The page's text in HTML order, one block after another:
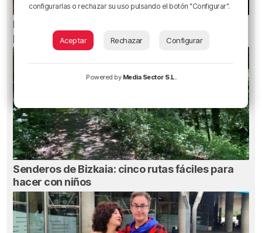
Ni gafas de sol ni radiografías: los errores que
pueden dañar la retina durante el eclipse
Senderos de Bizkaia: cinco rutas fáciles para
hacer con niños
configurarlas o rechazar su uso pulsando el botón "Configurar".
Aceptar Rechazar Configurar
Powered by Media Sector S.L.